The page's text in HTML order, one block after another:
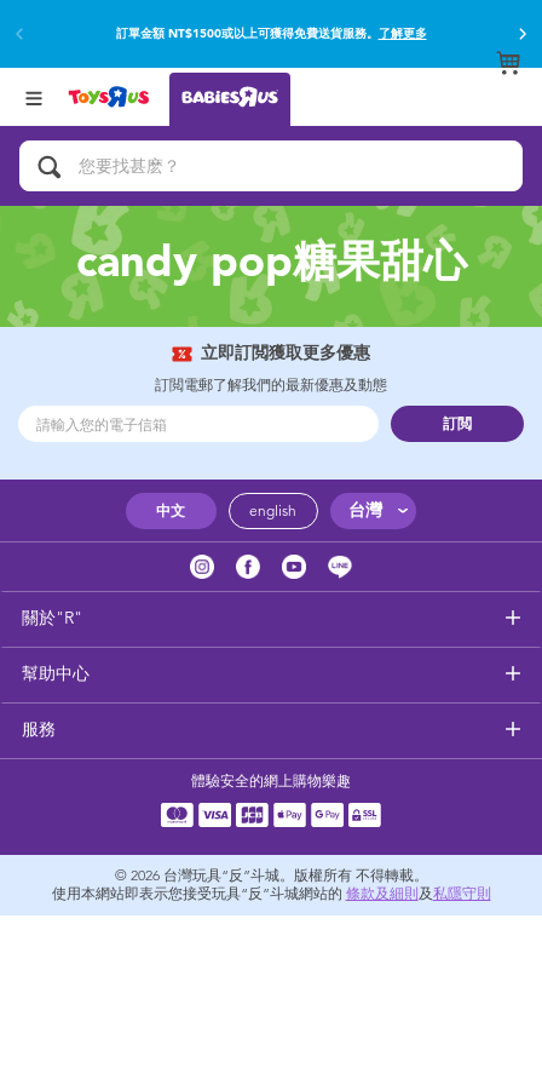
訂單金額 NT$1500或以上可獲得免費送貨服務。 了解更多
網上購買並使用門市取貨在店內取貨。
分類目錄
遊戲及活動
嬰兒專用禮品
沐浴及如厠訓練用品
嬰兒及兒童汽車座椅
尿片及濕紙巾
餵哺及嬰兒食品
健康及安全用品
嬰兒手推車
準媽媽
毛巾及床上用品
外遊用品
品牌
查看所有
candy pop糖果甜心
立即訂閲獲取更多優惠
訂閲電郵了解我們的最新優惠及動態
訂閲
中文 english 台灣
關於"R"
幫助中心
服務
體驗安全的網上購物樂趣
© 2026 台灣玩具“反”斗城。版權所有 不得轉載。
使用本網站即表示您接受玩具“反”斗城網站的 條款及細則 及私隱守則